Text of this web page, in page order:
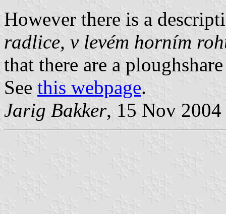
However there is a
radlice, v levém horním
that there are a
See this webpage.
Jarig Bakker, 15 Nov 2004